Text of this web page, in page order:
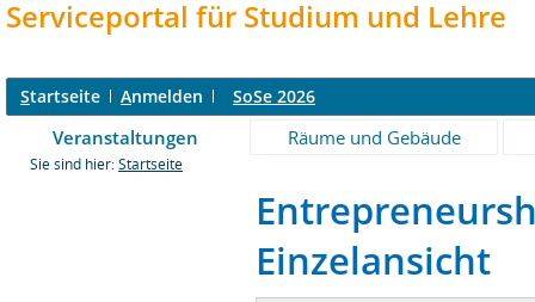
Serviceportal für Studium und Lehre
Startseite Anmelden SoSe 2026
Veranstaltungen Räume und Gebäude
Sie sind hier: Startseite
Einzelansicht